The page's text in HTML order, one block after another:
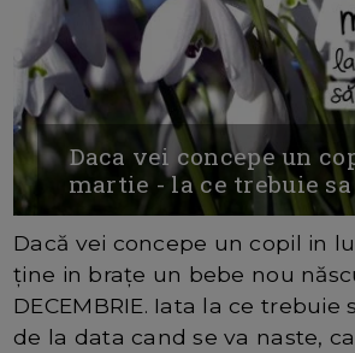
Daca vei concepe un
martie - la ce trebuie
Dacă vei concepe un copil in
ține in brațe un bebe nou
DECEMBRIE. Iata la ce trebuie
de la data cand se va naste,